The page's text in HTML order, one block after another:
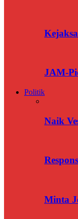
JAM-
Politik
Naik
Minta